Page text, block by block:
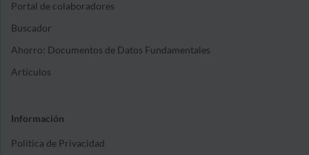
Portal de colaboradores
Buscador
Ahorro: Documentos de Datos Fundamentales
Artículos
Información
Política de Privacidad